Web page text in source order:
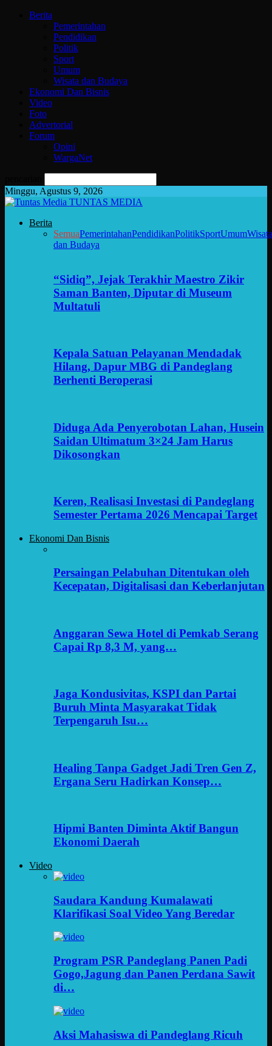
Berita
Pemerintahan
Pendidikan
Politik
Sport
Umum
Wisata dan Budaya
Ekonomi Dan Bisnis
Video
Foto
Advertorial
Forum
Opini
WargaNet
Minggu, Agustus 9, 2026
TUNTAS MEDIA
Berita
SemuaPemerintahanPendidikanPolitikSportUmumWisata
dan Budaya
“Sidiq”, Jejak Terakhir Maestro Zikir
Saman Banten, Diputar di Museum
Multatuli
Kepala Satuan Pelayanan Mendadak
Hilang, Dapur MBG di Pandeglang
Berhenti Beroperasi
Diduga Ada Penyerobotan Lahan, Husein
Saidan Ultimatum 3×24 Jam Harus
Dikosongkan
Keren, Realisasi Investasi di Pandeglang
Semester Pertama 2026 Mencapai Target
Ekonomi Dan Bisnis
Persaingan Pelabuhan Ditentukan oleh
Kecepatan, Digitalisasi dan Keberlanjutan
Anggaran Sewa Hotel di Pemkab Serang
Capai Rp 8,3 M, yang…
Jaga Kondusivitas, KSPI dan Partai
Buruh Minta Masyarakat Tidak
Terpengaruh Isu…
Healing Tanpa Gadget Jadi Tren Gen Z,
Ergana Seru Hadirkan Konsep…
Hipmi Banten Diminta Aktif Bangun
Ekonomi Daerah
Video
Saudara Kandung Kumalawati
Klarifikasi Soal Video Yang Beredar
Program PSR Pandeglang Panen Padi
Gogo,Jagung dan Panen Perdana Sawit
di…
Aksi Mahasiswa di Pandeglang Ricuh